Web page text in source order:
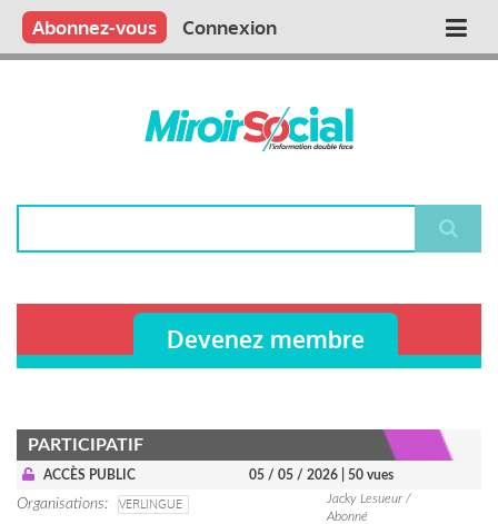
Aller
contenu
Main
Qui sommes nous ?
Vous publiez
Nous publions
Contactez-nous
Abonnez-vous Connexion
Devenez membre
PARTICIPATIF
ACCÈS PUBLIC 05 / 05 / 2026 | 50 vues
Organisations VERLINGUE
Jacky Lesueur /
Abonné